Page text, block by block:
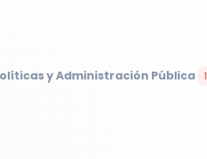
y Administración Pública 1